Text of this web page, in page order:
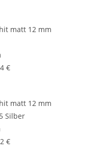
matt 12 mm
€
matt 12 mm
Silber
€